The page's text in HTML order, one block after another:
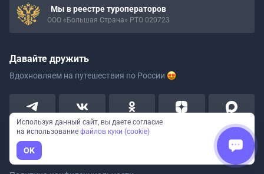
Мы в реестре туроператоров
ООО «Большая Страна» РТО 020723
Давайте дружить
Вдохновляем на путешествия по России
Пользовательское соглашение
Используя данный сайт, вы даете согласие
на использование файлов куки (cookie)
OK